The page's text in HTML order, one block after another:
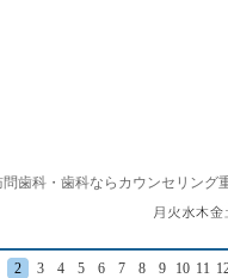
歯科・歯科ならカウンセリング
2 3 4 5 6 7 8 9 10 11